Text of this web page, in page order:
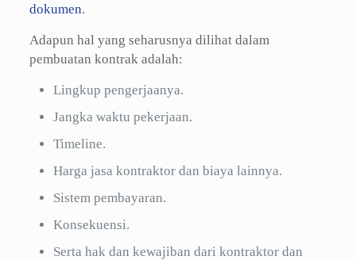
dokumen.
Adapun hal yang seharusnya dilihat dalam
pembuatan kontrak adalah:
Lingkup pengerjaanya.
Jangka waktu pekerjaan.
Timeline.
Harga jasa kontraktor dan biaya lainnya.
Sistem pembayaran.
Konsekuensi.
Serta hak dan kewajiban dari kontraktor dan